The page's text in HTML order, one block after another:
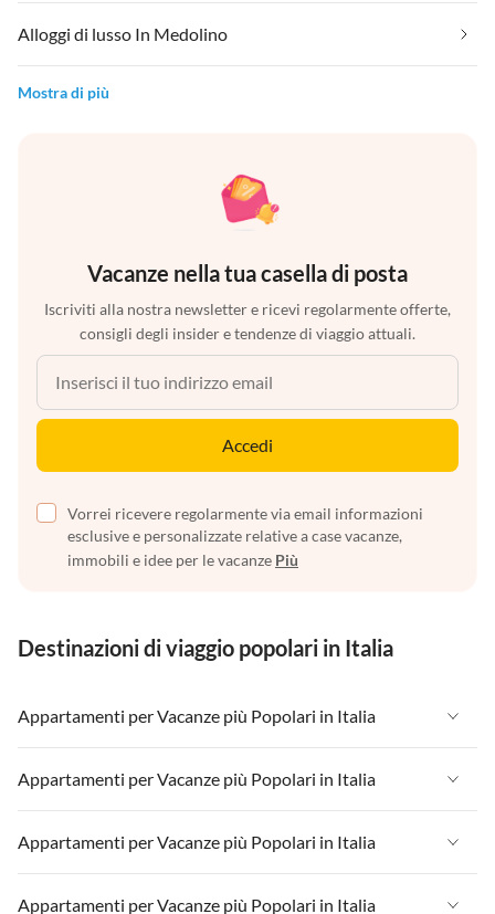
Alloggi di lusso In Medolino
Mostra di più
Vacanze nella tua casella di posta
Iscriviti alla nostra newsletter e ricevi regolarmente offerte,
consigli degli insider e tendenze di viaggio attuali.
Accedi
Vorrei ricevere regolarmente via email informazioni
esclusive e personalizzate relative a case vacanze,
immobili e idee per le vacanze Più
Destinazioni di viaggio popolari in Italia
Appartamenti per Vacanze più Popolari in Italia
Appartamenti per Vacanze in Italia
Appartamenti per Vacanze in Liguria
Appartamenti per Vacanze in Lombardia
Appartamenti per Vacanze più Popolari in Italia
Appartamenti per Vacanze in Italia
Appartamenti per Vacanze in Liguria
Appartamenti per Vacanze più Popolari in Italia
Appartamenti per Vacanze in Italia
Appartamenti per Vacanze più Popolari in Italia